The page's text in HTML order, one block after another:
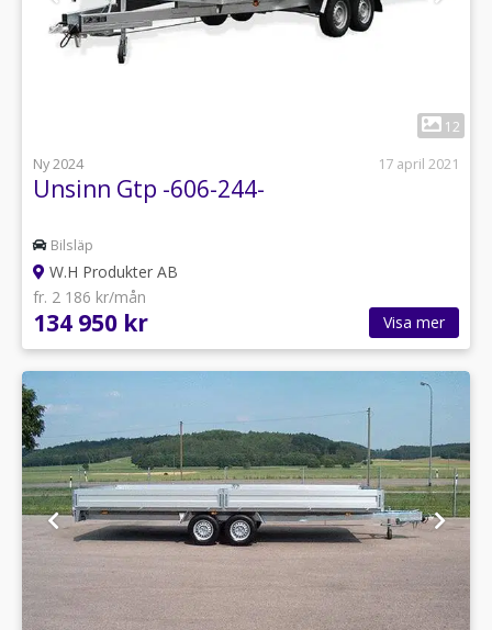
12
Ny 2024
17 april 2021
Unsinn Gtp -606-244-
Bilsläp
W.H Produkter AB
fr. 2 186 kr/mån
134 950 kr Visa mer